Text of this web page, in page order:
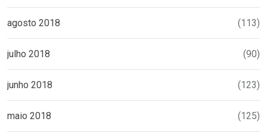
agosto 2018 (113)
julho 2018 (90)
junho 2018 (123)
maio 2018 (125)